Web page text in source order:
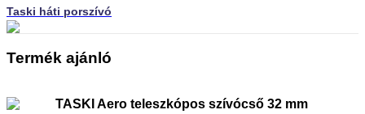
Taski háti porszívó
Termék ajánló
TASKI Aero teleszkópos szívócső 32 mm